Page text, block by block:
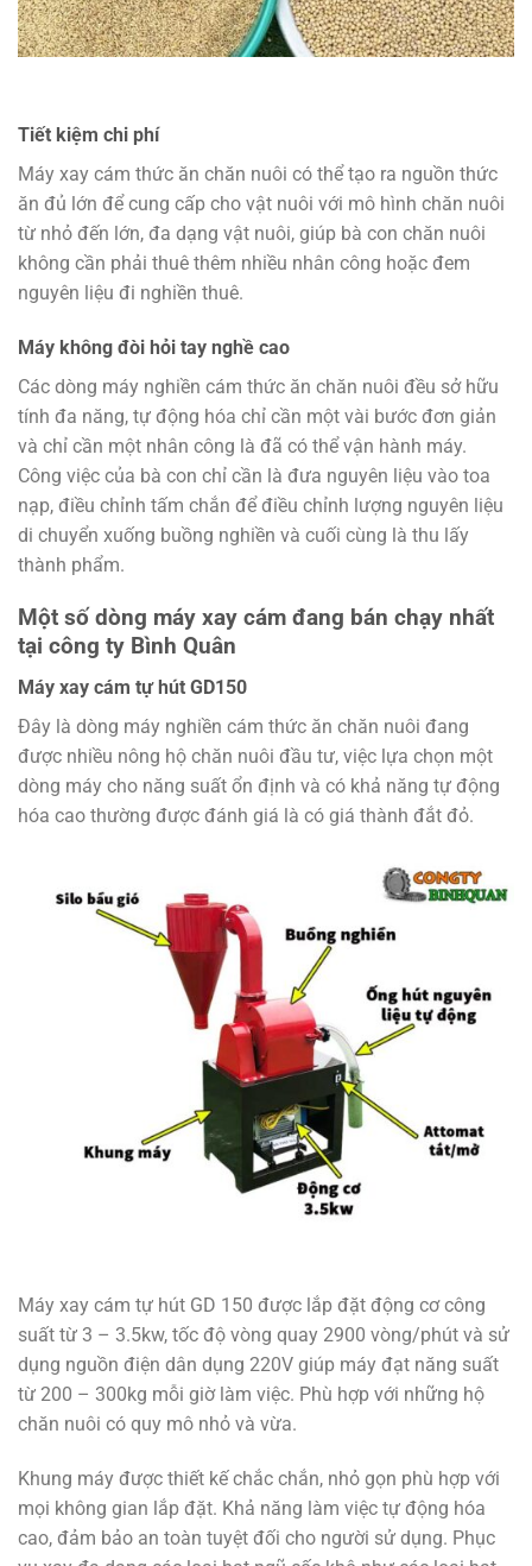
Tiết kiệm chi phí
Máy xay cám thức ăn chăn nuôi có thể tạo ra nguồn thức
ăn đủ lớn để cung cấp cho vật nuôi với mô hình chăn nuôi
từ nhỏ đến lớn, đa dạng vật nuôi, giúp bà con chăn nuôi
không cần phải thuê thêm nhiều nhân công hoặc đem
nguyên liệu đi nghiền thuê.
Máy không đòi hỏi tay nghề cao
Các dòng máy nghiền cám thức ăn chăn nuôi đều sở hữu
tính đa năng, tự động hóa chỉ cần một vài bước đơn giản
và chỉ cần một nhân công là đã có thể vận hành máy.
Công việc của bà con chỉ cần là đưa nguyên liệu vào toa
nạp, điều chỉnh tấm chắn để điều chỉnh lượng nguyên liệu
di chuyển xuống buồng nghiền và cuối cùng là thu lấy
thành phẩm.
Một số dòng máy xay cám đang bán chạy nhất
tại công ty Bình Quân
Máy xay cám tự hút GD150
Đây là dòng máy nghiền cám thức ăn chăn nuôi đang
được nhiều nông hộ chăn nuôi đầu tư, việc lựa chọn một
dòng máy cho năng suất ổn định và có khả năng tự động
hóa cao thường được đánh giá là có giá thành đắt đỏ.
Máy xay cám tự hút GD 150 được lắp đặt động cơ công
suất từ 3 – 3.5kw, tốc độ vòng quay 2900 vòng/phút và sử
dụng nguồn điện dân dụng 220V giúp máy đạt năng suất
từ 200 – 300kg mỗi giờ làm việc. Phù hợp với những hộ
chăn nuôi có quy mô nhỏ và vừa.
Khung máy được thiết kế chắc chắn, nhỏ gọn phù hợp với
mọi không gian lắp đặt. Khả năng làm việc tự động hóa
cao, đảm bảo an toàn tuyệt đối cho người sử dụng. Phục